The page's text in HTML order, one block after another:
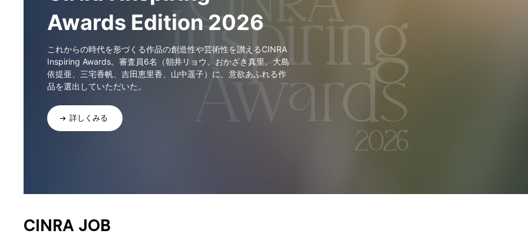
Awards Edition 2026
これからの時代を形づくる作品の創造性や芸術性を讃えるCINRA
Inspiring Awards。審査員6名（朝井リョウ、おかざき真里、大島
依提亜、三宅香帆、吉田恵里香、山中遥子）に、意欲あふれる作
品を選出していただいた。
詳しくみる
CINRA JOB